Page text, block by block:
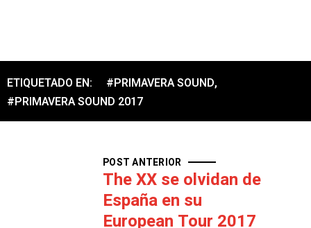
ETIQUETADO EN: #PRIMAVERA SOUND,
#PRIMAVERA SOUND 2017
POST ANTERIOR
The XX se olvidan de
España en su
European Tour 2017